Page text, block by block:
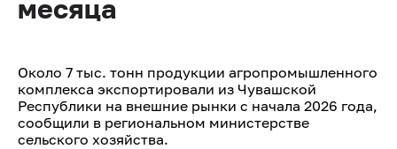
месяца
Около 7 тыс. тонн продукции агропромышленного
комплекса экспортировали из Чувашской
Республики на внешние рынки с начала 2026 года,
сообщили в региональном министерстве
сельского хозяйства.